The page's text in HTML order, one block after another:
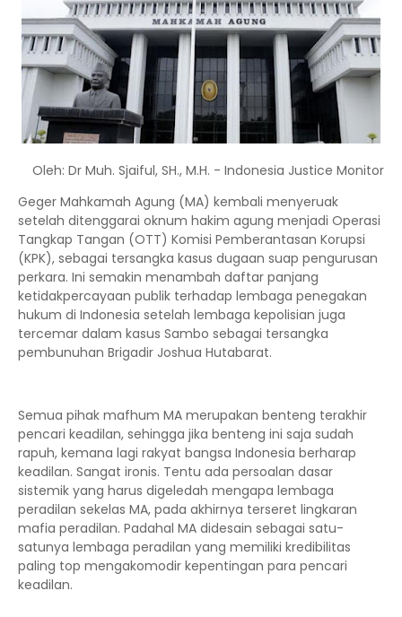
Oleh: Dr Muh. Sjaiful, SH., M.H. - Indonesia Justice Monitor
Geger Mahkamah Agung (MA) kembali menyeruak
setelah ditenggarai oknum hakim agung menjadi Operasi
Tangkap Tangan (OTT) Komisi Pemberantasan Korupsi
(KPK), sebagai tersangka kasus dugaan suap pengurusan
perkara. Ini semakin menambah daftar panjang
ketidakpercayaan publik terhadap lembaga penegakan
hukum di Indonesia setelah lembaga kepolisian juga
tercemar dalam kasus Sambo sebagai tersangka
pembunuhan Brigadir Joshua Hutabarat.
Semua pihak mafhum MA merupakan benteng terakhir
pencari keadilan, sehingga jika benteng ini saja sudah
rapuh, kemana lagi rakyat bangsa Indonesia berharap
keadilan. Sangat ironis. Tentu ada persoalan dasar
sistemik yang harus digeledah mengapa lembaga
peradilan sekelas MA, pada akhirnya terseret lingkaran
mafia peradilan. Padahal MA didesain sebagai satu-
satunya lembaga peradilan yang memiliki kredibilitas
paling top mengakomodir kepentingan para pencari
keadilan.